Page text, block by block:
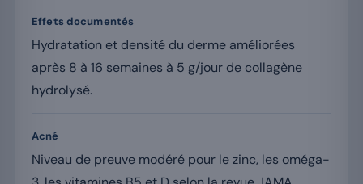
Effets documentés
Hydratation et densité du derme améliorées
après 8 à 16 semaines à 5 g/jour de collagène
hydrolysé.
Acné
Niveau de preuve modéré pour le zinc, les oméga-